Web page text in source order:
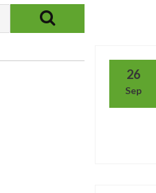
26
Sep